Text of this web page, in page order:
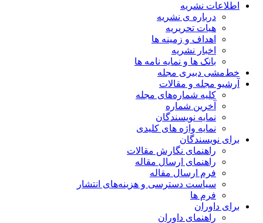
اطلاعات نشریه
درباره ی نشریه
هیات تحریریه
اهداف و زمینه ها
اخبار نشریه
بانک ها و نمایه نامه ها
خط‌مشی دبیری مجله
آرشیو مجله و مقالات
کلیه شماره‌های مجله
آخرین شماره
نمایه نویسندگان
نمایه واژه های کلیدی
برای نویسندگان
راهنمای نگارش مقالات
راهنمای ارسال مقاله
فرم ارسال مقاله
سیاست دسترسی و هزینه‌های انتشار
فرم ها
برای داوران
راهنمای داوران